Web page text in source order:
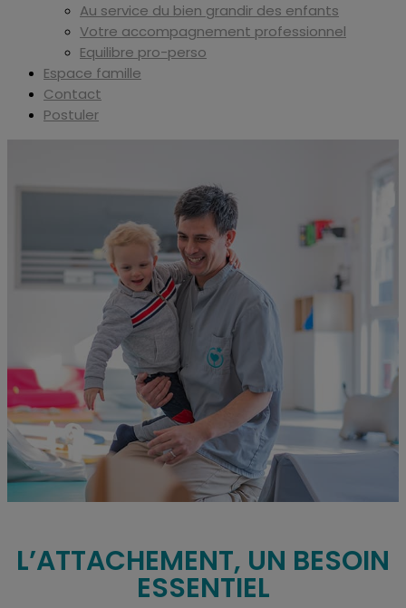
Au service du bien grandir des enfants
Votre accompagnement professionnel
Equilibre pro-perso
Espace famille
Contact
Postuler
L’ATTACHEMENT, UN BESOIN
ESSENTIEL